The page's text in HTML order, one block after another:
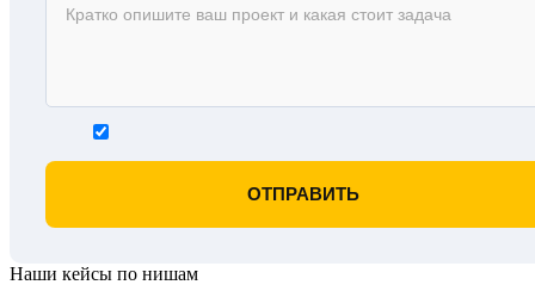
Наши кейсы по нишам